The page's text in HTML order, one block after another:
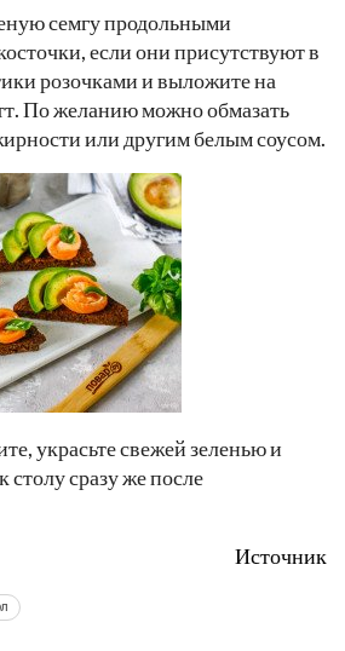
семгу продольными
если они присутствуют в
розочками и выложите на
По желанию можно обмазать
или другим белым соусом.
украсьте свежей зеленью и
столу сразу же после
Источник